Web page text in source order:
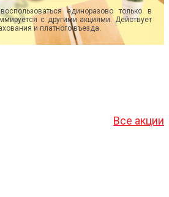
единоразово только в
с другими акциями. Действует
и платного въезда.
Все акции